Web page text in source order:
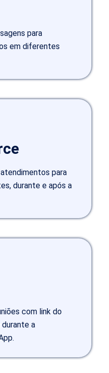
para
em diferentes
para
durante e após a
com link do
a